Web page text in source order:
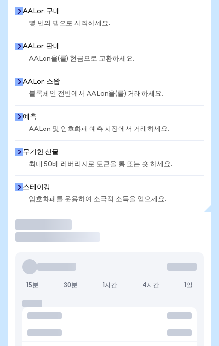
AALon 구매
몇 번의 탭으로 시작하세요.
AALon 판매
AALon을(를) 현금으로 교환하세요.
AALon 스왑
블록체인 전반에서 AALon을(를) 거래하세요.
예측
AALon 및 암호화폐 예측 시장에서 거래하세요.
무기한 선물
최대 50배 레버리지로 토큰을 롱 또는 숏 하세요.
스테이킹
암호화폐를 운용하여 소극적 소득을 얻으세요.
15분 30분 1시간 4시간 1일